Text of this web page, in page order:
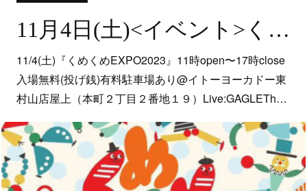
11月4日(土)<イベント>くめくめexpo
11/4(土)『くめくめEXPO2023』11時open〜17時close
入場無料(投げ銭)有料駐車場あり@イトーヨーカドー東
村山店屋上（本町２丁目２番地１９）Live:GAGLETh…